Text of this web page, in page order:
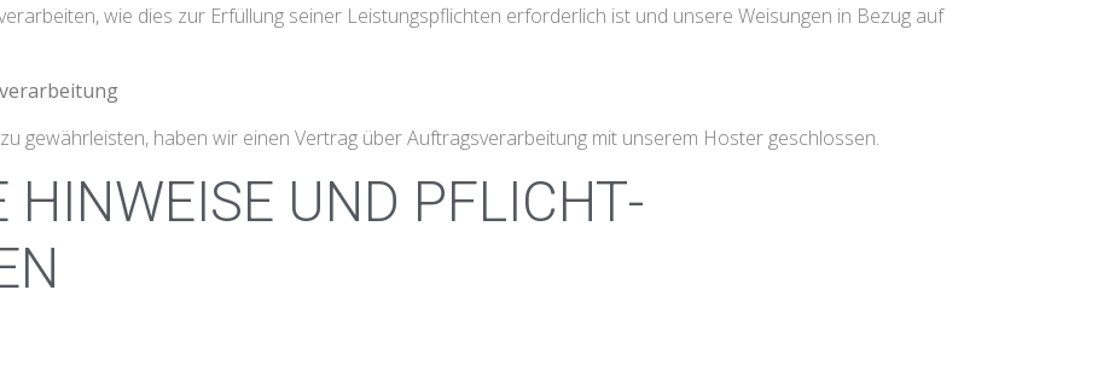
wie dies zur Erfüllung seiner Leistungspflichten erforderlich ist und unsere Weisungen in Bezug auf
gewährleisten, haben wir einen Vertrag über Auftragsverarbeitung mit unserem Hoster geschlossen.
HINWEISE UND PFLICHT­